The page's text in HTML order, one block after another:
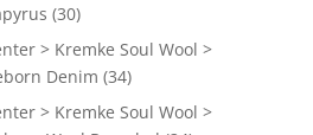
(30)
> Kremke Soul Wool >
Denim (34)
> Kremke Soul Wool >